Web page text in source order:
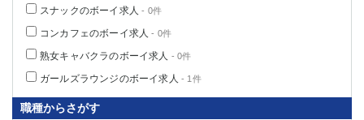
スナックのボーイ求人 - 0件
コンカフェのボーイ求人 - 0件
熟女キャバクラのボーイ求人 - 0件
ガールズラウンジのボーイ求人 - 1件
職種からさがす